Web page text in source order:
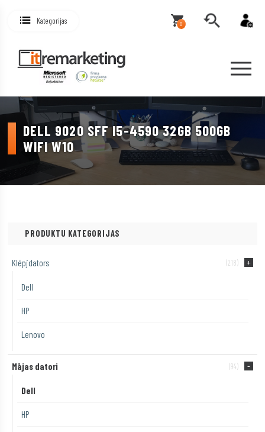
Kategorijas 0
DELL 9020 SFF I5-4590 32GB 500GB
WIFI W10
PRODUKTU KATEGORIJAS
Klēpjdators (218)
Dell
HP
Lenovo
Mājas datori (94)
Dell
HP